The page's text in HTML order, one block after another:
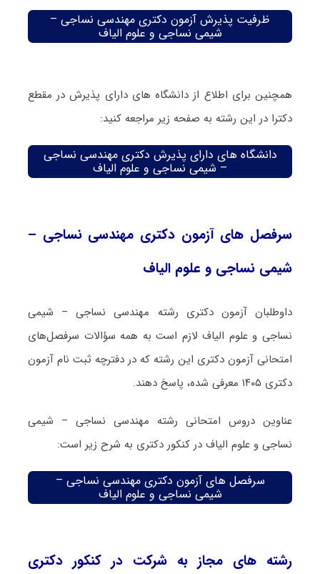
ظرفیت پذیرش آزمون دکتری مهندسی نساجی –
شیمی نساجی و علوم الیاف
همچنین برای اطلاع از دانشگاه های دارای پذیرش در مقطع
دکترا در این رشته به صفحه زیر مراجعه کنید:
دانشگاه های دارای پذیرش دکتری مهندسی نساجی
– شیمی نساجی و علوم الیاف
سرفصل های آزمون دکتری مهندسی نساجی –
شیمی نساجی و علوم الیاف
داوطلبان آزمون دکتری رشته مهندسی نساجی – شیمی
نساجی و علوم الیاف لازم است به همه سؤالات سرفصل‌های
امتحانی آزمون دکتری این رشته که در دفترچه‌ ثبت نام آزمون
دکتری ۱۴۰۵ معرفی شده، پاسخ دهند.
عناوین دروس امتحانی رشته مهندسی نساجی – شیمی
نساجی و علوم الیاف در کنکور دکتری به شرح زیر است:
سرفصل های آزمون دکتری مهندسی نساجی –
شیمی نساجی و علوم الیاف
رشته های مجاز به شرکت در کنکور دکتری